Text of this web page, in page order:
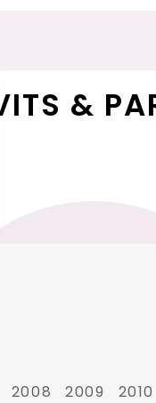
&
2008 2009 2010